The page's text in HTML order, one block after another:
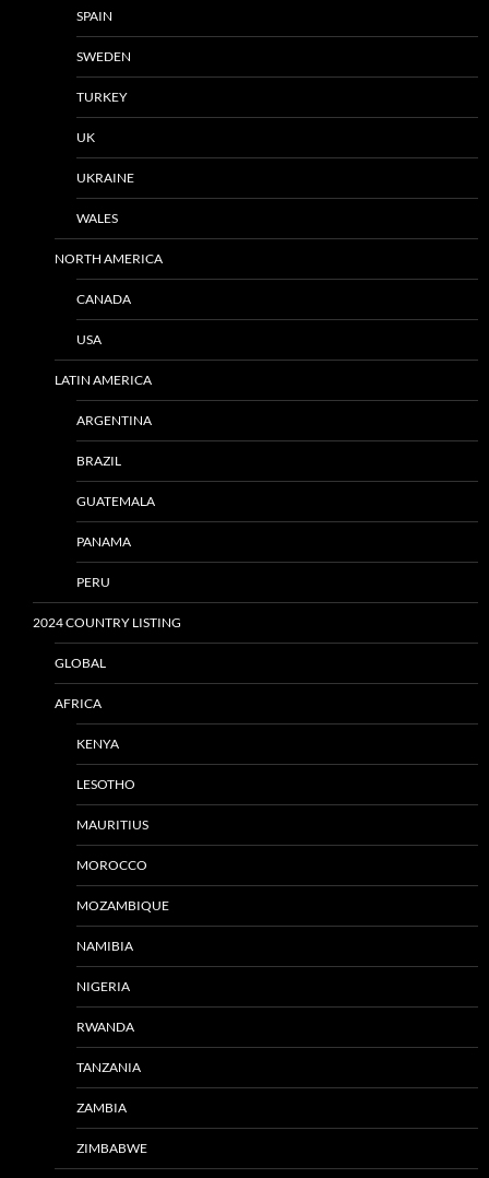
SPAIN
SWEDEN
TURKEY
UK
UKRAINE
WALES
NORTH AMERICA
CANADA
USA
LATIN AMERICA
ARGENTINA
BRAZIL
GUATEMALA
PANAMA
PERU
2024 COUNTRY LISTING
GLOBAL
AFRICA
KENYA
LESOTHO
MAURITIUS
MOROCCO
MOZAMBIQUE
NAMIBIA
NIGERIA
RWANDA
TANZANIA
ZAMBIA
ZIMBABWE